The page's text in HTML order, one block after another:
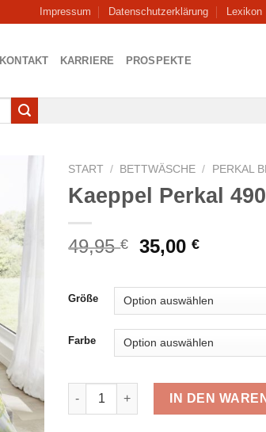
Impressum Datenschutzerklärung Lexikon
KONTAKT KARRIERE PROSPEKTE
START / BETTWÄSCHE / PERKAL
Kaeppel Perkal
49,95€
Ursprünglicher
war:
49,95 €
35,00€
ist:
35,00 €.
Größe
Farbe
Kaeppel Perkal 490 Bianca Menge
IN DEN